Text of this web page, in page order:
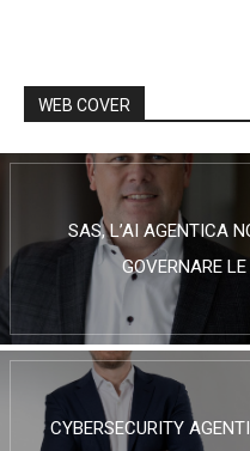
WEB COVER
SAS, L’AI AGENTICA
GOVERNARE
CYBERSECURITY